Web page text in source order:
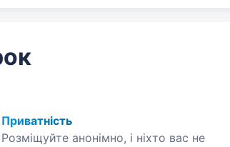
Приватність
Розміщуйте анонімно, і ніхто вас не